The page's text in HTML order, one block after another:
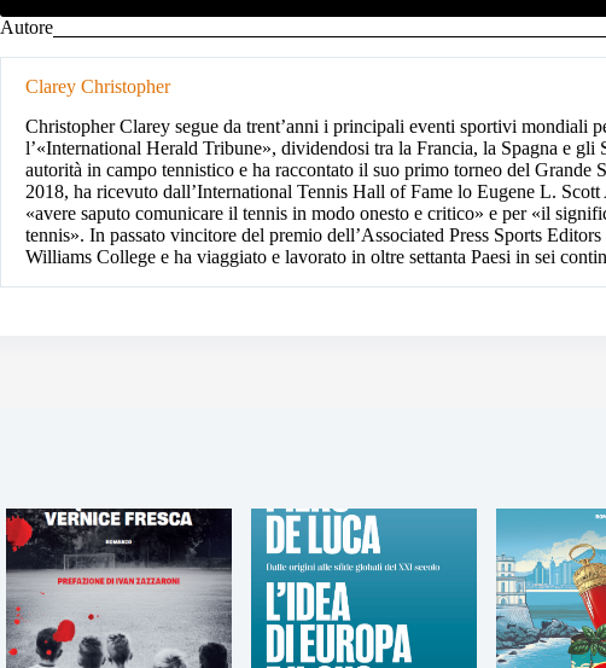
Autore
Clarey Christopher
Christopher Clarey segue da trent’anni i principali eventi sportivi mondiali
l’«International Herald Tribune», dividendosi tra la Francia, la Spagna e
autorità in campo tennistico e ha raccontato il suo primo torneo del Grande
2018, ha ricevuto dall’International Tennis Hall of Fame lo Eugene L.
«avere saputo comunicare il tennis in modo onesto e critico» e per «il
tennis». In passato vincitore del premio dell’Associated Press Sports
Williams College e ha viaggiato e lavorato in oltre settanta Paesi in sei